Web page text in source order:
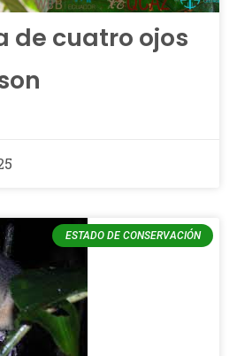
de cuatro ojos
ESTADO DE CONSERVACIÓN